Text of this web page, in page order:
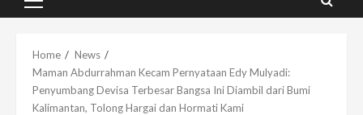
Primary
Home
News
Maman Abdurrahman Kecam Pernyataan Edy Mulyadi:
Penyumbang Devisa Terbesar Bangsa Ini Diambil dari Bumi
Kalimantan, Tolong Hargai dan Hormati Kami